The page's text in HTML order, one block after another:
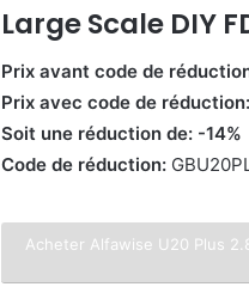
Large Scale DIY
Prix avant code de
Prix avec code de
Soit une réduction de: -14%
Code de réduction:
Acheter Alfawise U20 Plus